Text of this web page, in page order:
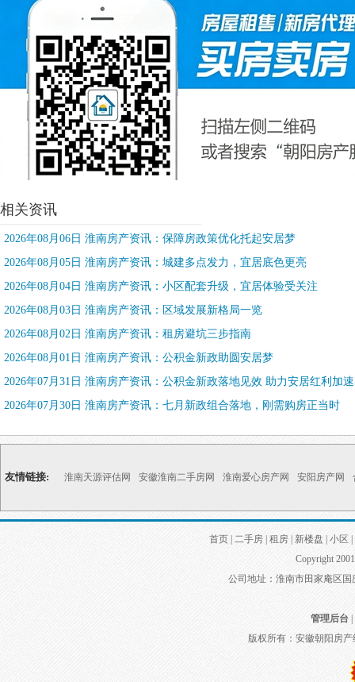
相关资讯
2026年08月06日 淮南房产资讯：保障房政策优化托起安居梦
2026年08月05日 淮南房产资讯：城建多点发力，宜居底色更亮
2026年08月04日 淮南房产资讯：小区配套升级，宜居体验受关注
2026年08月03日 淮南房产资讯：区域发展新格局一览
2026年08月02日 淮南房产资讯：租房避坑三步指南
2026年08月01日 淮南房产资讯：公积金新政助圆安居梦
2026年07月31日 淮南房产资讯：公积金新政落地见效 助力安居红利加
2026年07月30日 淮南房产资讯：七月新政组合落地，刚需购房正当时
友情链接: 淮南天源评估网 安徽淮南二手房网 淮南爱心房产网 安阳房产网
首页 二手房 租房 新楼盘 小区
Copyright
公司地址：淮南市田家庵区
管理后台|
版权所有：安徽朝阳房